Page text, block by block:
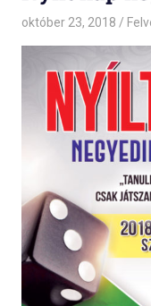
október 23, 2018